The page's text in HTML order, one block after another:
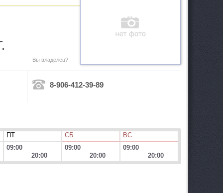
Вы владелец?
8-906-412-39-89
ПТ СБ
ВС
09:00
20:00
09:00
20:00
09:00
20:00